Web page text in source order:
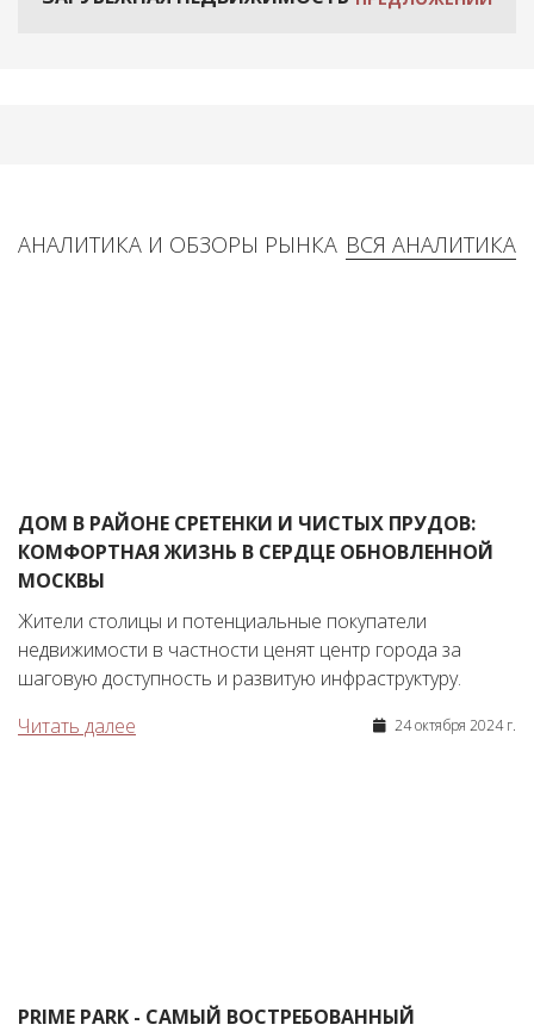
ВСЯ АНАЛИТИКА
АНАЛИТИКА И ОБЗОРЫ РЫНКА
ДОМ В РАЙОНЕ СРЕТЕНКИ И ЧИСТЫХ ПРУДОВ:
КОМФОРТНАЯ ЖИЗНЬ В СЕРДЦЕ ОБНОВЛЕННОЙ
МОСКВЫ
Жители столицы и потенциальные покупатели
недвижимости в частности ценят центр города за
шаговую доступность и развитую инфраструктуру.
Читать далее
24 октября 2024 г.
PRIME PARK - САМЫЙ ВОСТРЕБОВАННЫЙ